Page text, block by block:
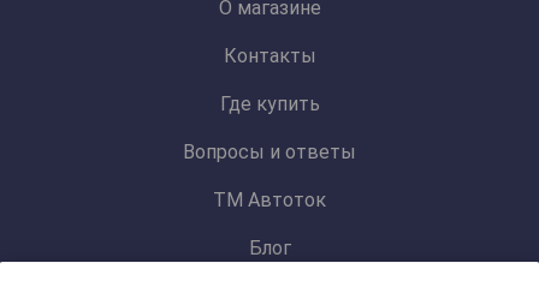
О магазине
Контакты
Где купить
Вопросы и ответы
ТМ Автоток
Блог